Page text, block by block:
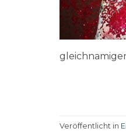
Veröffentlicht in